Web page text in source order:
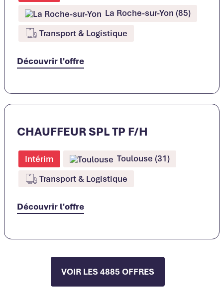
La Roche-sur-Yon (85)
Transport & Logistique
Découvrir l'offre
CHAUFFEUR SPL TP F/H
Intérim
Toulouse (31)
Transport & Logistique
Découvrir l'offre
VOIR LES 4885 OFFRES